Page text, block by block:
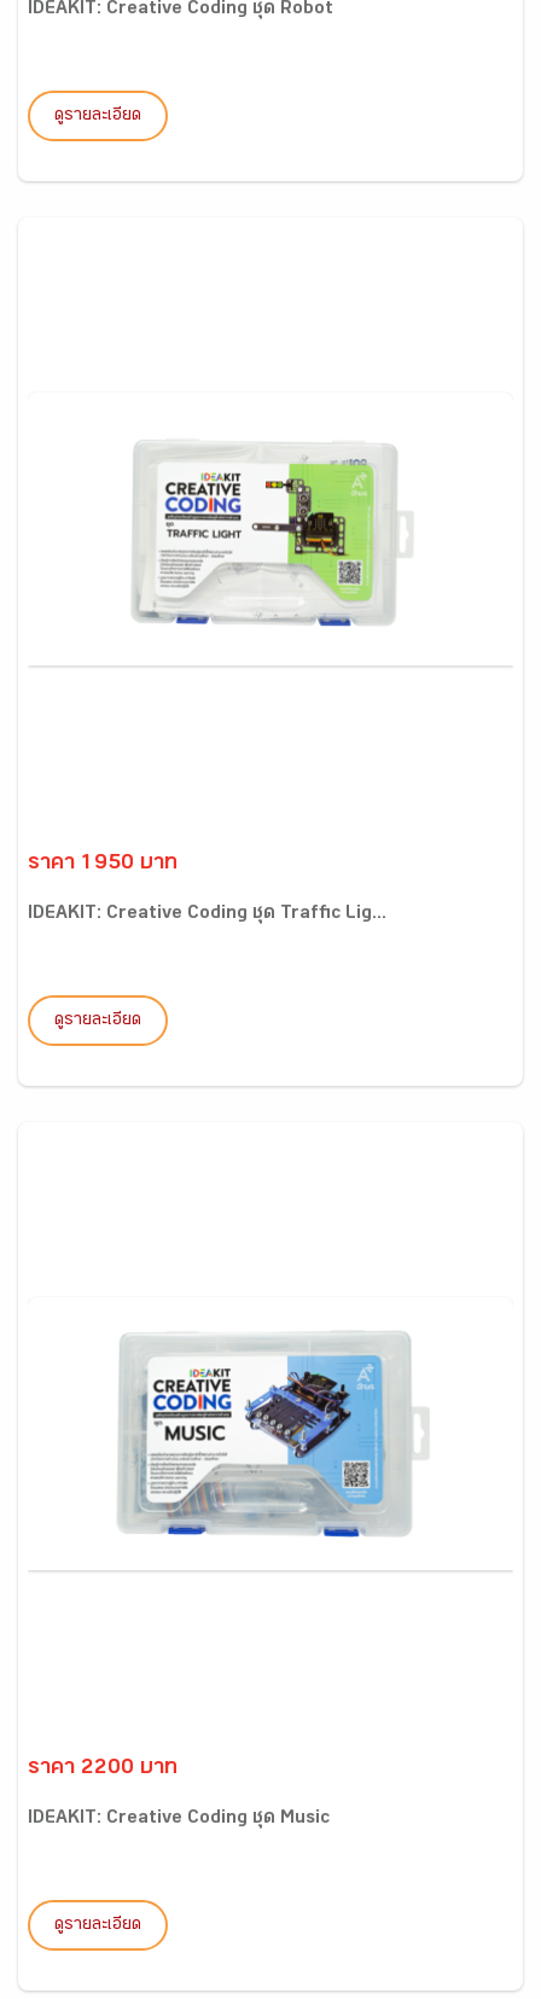
IDEAKIT: Creative Coding ชุด Robot
ดูรายละเอียด
ราคา 1950 บาท
IDEAKIT: Creative Coding ชุด Traffic Lig...
ดูรายละเอียด
ราคา 2200 บาท
IDEAKIT: Creative Coding ชุด Music
ดูรายละเอียด